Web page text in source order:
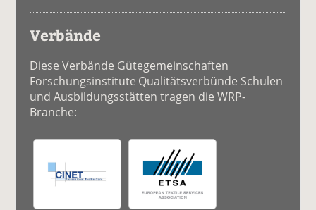
Verbände
Diese Verbände Gütegemeinschaften
Forschungsinstitute Qualitätsverbünde Schulen
und Ausbildungsstätten tragen die WRP-
Branche: